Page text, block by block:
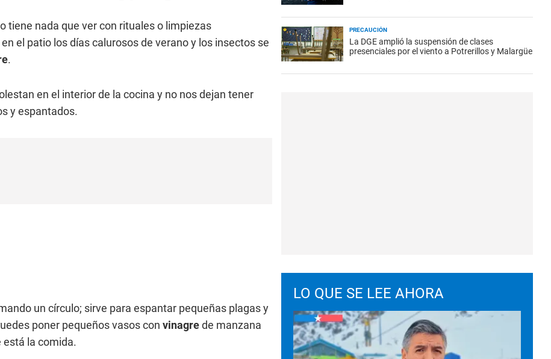
tiene nada que ver con rituales o limpiezas
el patio los días calurosos de verano y los insectos se
.
en el interior de la cocina y no nos dejan tener
y espantados.
un círculo; sirve para espantar pequeñas plagas y
poner pequeños vasos con vinagrede manzana
está la comida.
PRECAUCIÓN
La DGE amplió la suspensión de clases
presenciales por el viento a Potrerillos y Malargüe
LO QUE SE LEE AHORA